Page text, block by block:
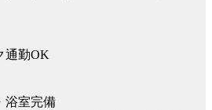
通勤OK
浴室完備